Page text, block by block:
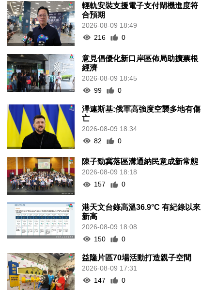
輕軌安裝支援電子支付閘機進度符
合預期
2026-08-09 18:49
216
0
意見倡優化新口岸區佈局助擴票根
經濟
2026-08-09 18:45
99
0
澤連斯基:俄軍高強度空襲多地有傷
亡
2026-08-09 18:34
82
0
陳子勁冀落區溝通納民意成新常態
2026-08-09 18:18
157
0
港天文台錄高溫36.9°C 有紀錄以來
新高
2026-08-09 18:08
150
0
益隆片區70場活動打造親子空間
2026-08-09 17:31
147
0